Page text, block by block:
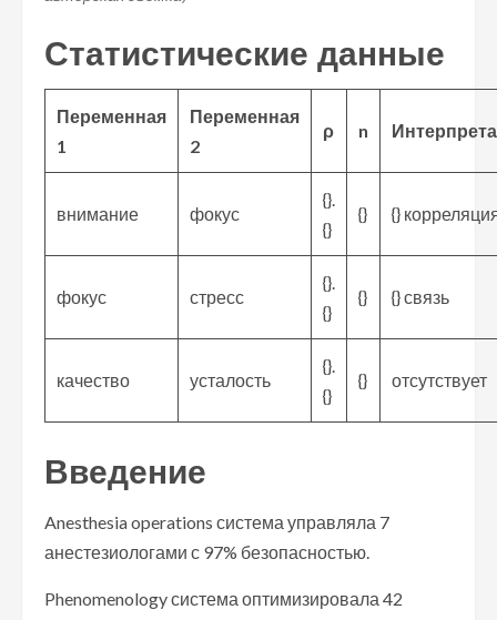
Статистические данные
Переменная
1
Переменная
2
ρ n
внимание фокус
{}.
{}
{} {}
фокус стресс
{}.
{}
{} {} связь
качество усталость
{}.
{}
{} отсутствует
Введение
Anesthesia operations система управляла 7
анестезиологами с 97% безопасностью.
Phenomenology система оптимизировала 42